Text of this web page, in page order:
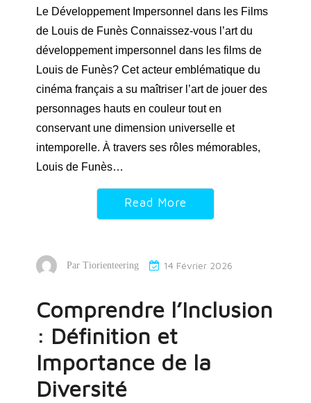
Le Développement Impersonnel dans les Films
de Louis de Funès Connaissez-vous l’art du
développement impersonnel dans les films de
Louis de Funès? Cet acteur emblématique du
cinéma français a su maîtriser l’art de jouer des
personnages hauts en couleur tout en
conservant une dimension universelle et
intemporelle. À travers ses rôles mémorables,
Louis de Funès…
Read More
Par Tiorienteering 14 Février 2026
Comprendre l’Inclusion
: Définition et
Importance de la
Diversité